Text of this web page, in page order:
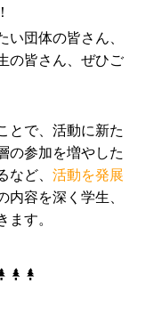
い団体の皆さん、
の皆さん、ぜひご
とで、活動に新た
の参加を増やした
など、 活動を発展
内容を深く学生、
ます。